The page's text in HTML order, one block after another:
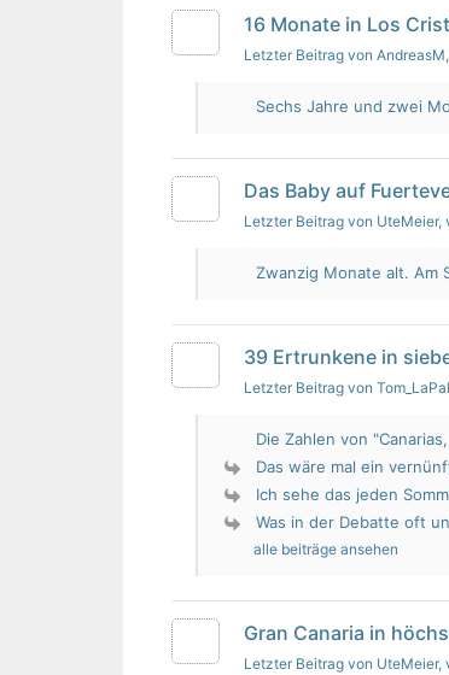
16 Monate in Los
Letzter Beitrag von AndreasM
Sechs Jahre und zwei
Das Baby auf
Letzter Beitrag von UteMeier,
Zwanzig Monate alt. Am
39 Ertrunkene in
Letzter Beitrag von
Die Zahlen von
Das wäre mal ein
Ich sehe das jeden
Was in der Debatte oft
alle beiträge ansehen
Gran Canaria in
Letzter Beitrag von UteMeier,